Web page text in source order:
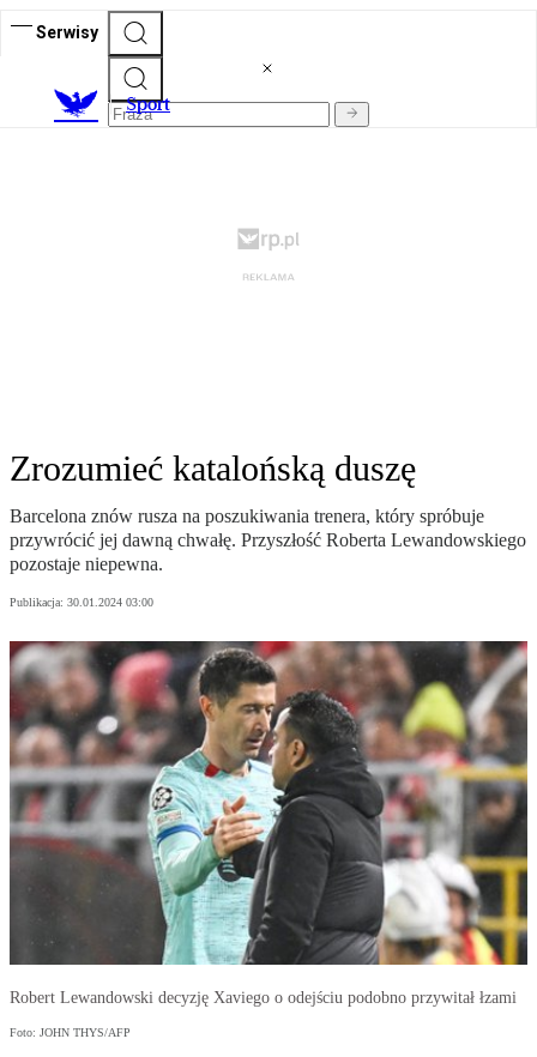
Serwisy
Sport
Zrozumieć katalońską duszę
Barcelona znów rusza na poszukiwania trenera, który spróbuje
przywrócić jej dawną chwałę. Przyszłość Roberta Lewandowskiego
pozostaje niepewna.
Publikacja: 30.01.2024 03:00
Robert Lewandowski decyzję Xaviego o odejściu podobno przywitał łzami
Foto: JOHN THYS/AFP